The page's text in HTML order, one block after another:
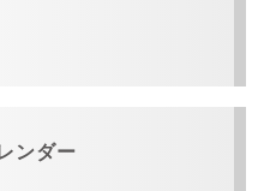
ンダー